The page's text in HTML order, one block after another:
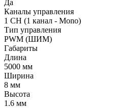
Да
Каналы управления
1 CH (1 канал - Mono)
Тип управления
PWM (ШИМ)
Габариты
Длина
5000 мм
Ширина
8 мм
Высота
1.6 мм